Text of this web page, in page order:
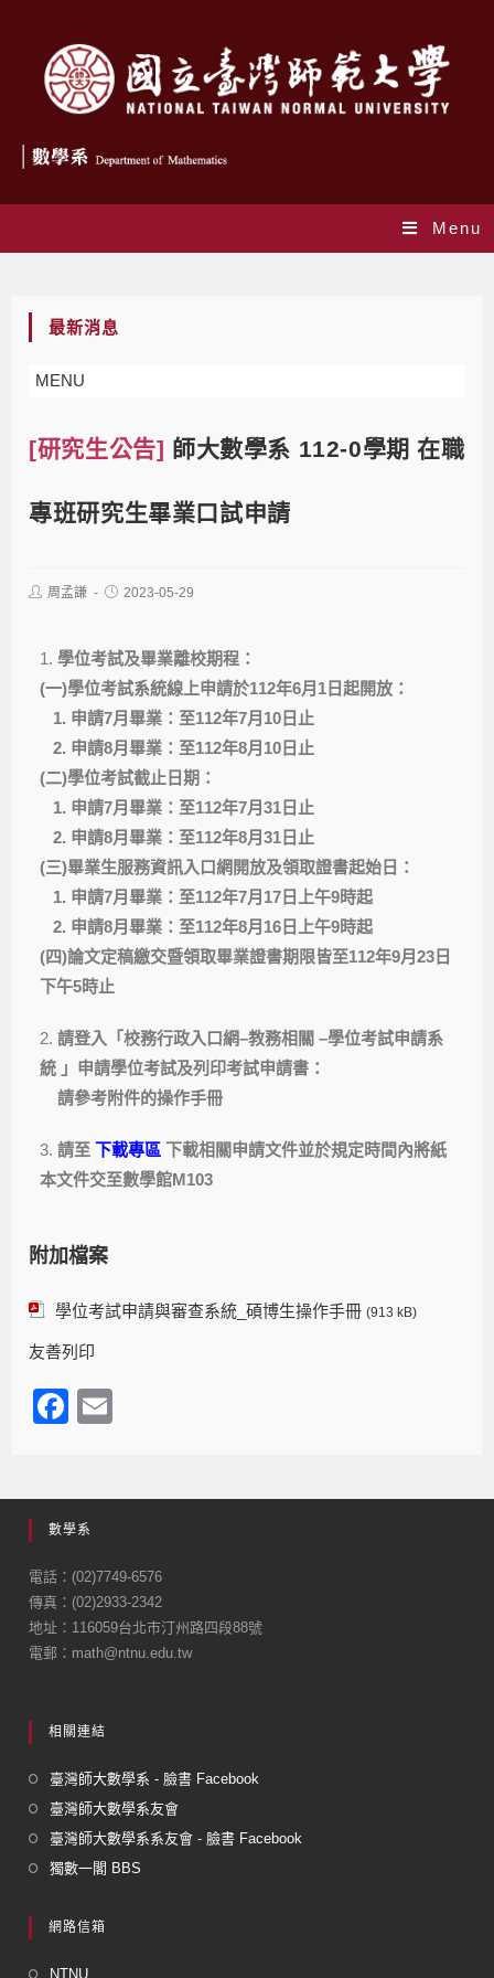
Menu
最新消息
MENU
[研究生公告] 師大數學系 112-0學期 在職
專班研究生畢業口試申請
周孟謙 2023-05-29
1.學位考試及畢業離校期程：
(一)學位考試系統線上申請於112年6月1日起開放：
1. 申請7月畢業：至112年7月10日止
2. 申請8月畢業：至112年8月10日止
(二)學位考試截止日期：
1. 申請7月畢業：至112年7月31日止
2. 申請8月畢業：至112年8月31日止
(三)畢業生服務資訊入口網開放及領取證書起始日：
1. 申請7月畢業：至112年7月17日上午9時起
2. 申請8月畢業：至112年8月16日上午9時起
(四)論文定稿繳交暨領取畢業證書期限皆至112年9月23日
下午5時止
2.請登入「校務行政入口網–教務相關 –學位考試申請系
統 」申請學位考試及列印考試申請書：
請參考附件的操作手冊
3.請至下載專區 下載相關申請文件並於規定時間內將紙
本文件交至數學館M103
附加檔案
學位考試申請與審查系統_碩博生操作手冊 (913 kB)
友善列印
F
e
b
o
o
k
數學系
電話：(02)7749-6576
傳真：(02)2933-2342
地址：116059台北市汀州路四段88號
電郵：math@ntnu.edu.tw
相關連結
臺灣師大數學系 - 臉書 Facebook
臺灣師大數學系友會
臺灣師大數學系系友會 - 臉書 Facebook
獨數一閣 BBS
網路信箱
NTNU